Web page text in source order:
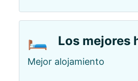
🛏️ Los mejores
Mejor alojamiento